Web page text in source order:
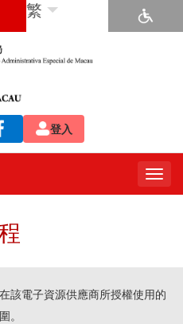
繁
登入
該電子資源供應商所授權使用的
。